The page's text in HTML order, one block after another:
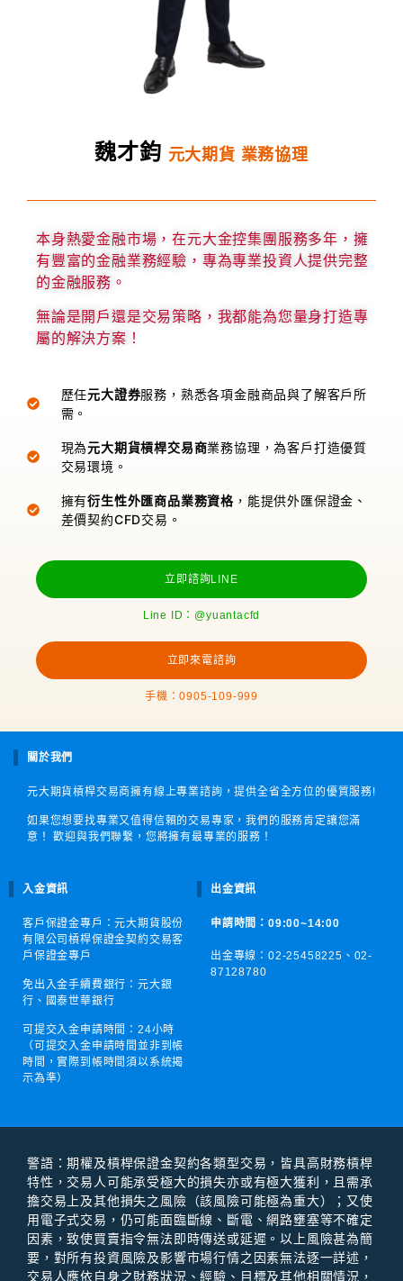
魏才鈞 元大期貨 業務協理
本身熱愛金融市場，在元大金控集團服務多年，擁
有豐富的金融業務經驗，專為專業投資人提供完整
的金融服務。
無論是開戶還是交易策略，我都能為您量身打造專
屬的解決方案！
歷任元大證券服務，熟悉各項金融商品與了解客戶所
需。
現為元大期貨槓桿交易商業務協理，為客戶打造優質
交易環境。
擁有衍生性外匯商品業務資格，能提供外匯保證金、
差價契約CFD交易。
立即諮詢LINE
Line ID：@yuantacfd
立即來電諮詢
手機：0905-109-999
關於我們
元大期貨槓桿交易商擁有線上專業諮詢，提供全省全方位的優質服務!
如果您想要找專業又值得信賴的交易專家，我們的服務肯定讓您滿
意！ 歡迎與我們聯繫，您將擁有最專業的服務！
入金資訊
客戶保證金專戶：元大期貨股份
有限公司槓桿保證金契約交易客
戶保證金專戶
免出入金手續費銀行：元大銀
行、國泰世華銀行
可提交入金申請時間：24小時
（可提交入金申請時間並非到帳
時間，實際到帳時間須以系統揭
示為準）
出金資訊
申請時間：09:00~14:00
出金專線：02-25458225、 02-
87128780
警語：期權及槓桿保證⾦契約各類型交易，皆具⾼財務槓桿
特性，交易⼈可能承受極⼤的損失亦或有極⼤獲利，且需承
擔交易上及其他損失之風險（該風險可能極為重⼤）；⼜使
⽤電⼦式交易，仍可能⾯臨斷線、斷電、網路壅塞等不確定
因素，致使買賣指令無法即時傳送或延遲。以上風險甚為簡
要，對所有投資風險及影響市場⾏情之因素無法逐⼀詳述，
交易⼈應依⾃⾝之財務狀況、經驗、⽬標及其他相關情況，